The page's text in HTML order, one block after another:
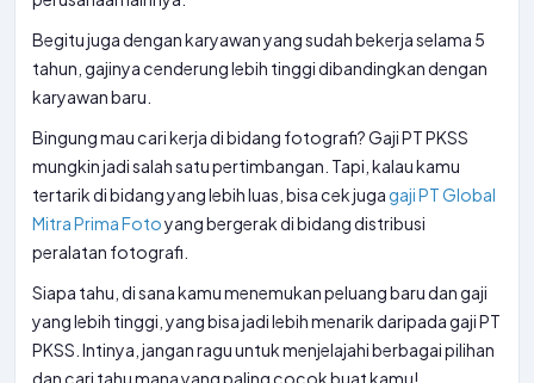
Begitu juga dengan karyawan yang sudah bekerja selama 5
tahun, gajinya cenderung lebih tinggi dibandingkan dengan
karyawan baru.
Bingung mau cari kerja di bidang fotografi? Gaji PT PKSS
mungkin jadi salah satu pertimbangan. Tapi, kalau kamu
tertarik di bidang yang lebih luas, bisa cek juga gaji PT Global
Mitra Prima Fotoyang bergerak di bidang distribusi
peralatan fotografi.
Siapa tahu, di sana kamu menemukan peluang baru dan gaji
yang lebih tinggi, yang bisa jadi lebih menarik daripada gaji PT
PKSS. Intinya, jangan ragu untuk menjelajahi berbagai pilihan
dan cari tahu mana yang paling cocok buat kamu!